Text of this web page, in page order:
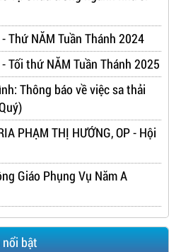
Thứ NĂM Tuần Thánh 2024
Tối thứ NĂM Tuần Thánh 2025
Thông báo về việc sa thải
PHẠM THỊ HƯỚNG, OP - Hội
Giáo Phụng Vụ Năm A
nổi bật